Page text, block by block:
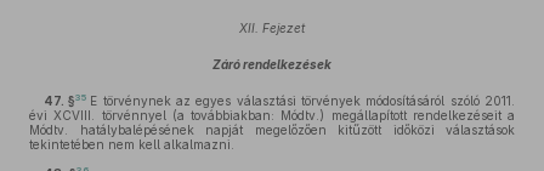
XII. Fejezet
Záró rendelkezések
47. §35 E törvénynek az egyes választási törvények módosításáról szóló 2011.
évi XCVIII. törvénnyel (a továbbiakban: Módtv.) megállapított rendelkezéseit a
Módtv. hatálybalépésének napját megelőzően kitűzött időközi választások
tekintetében nem kell alkalmazni.